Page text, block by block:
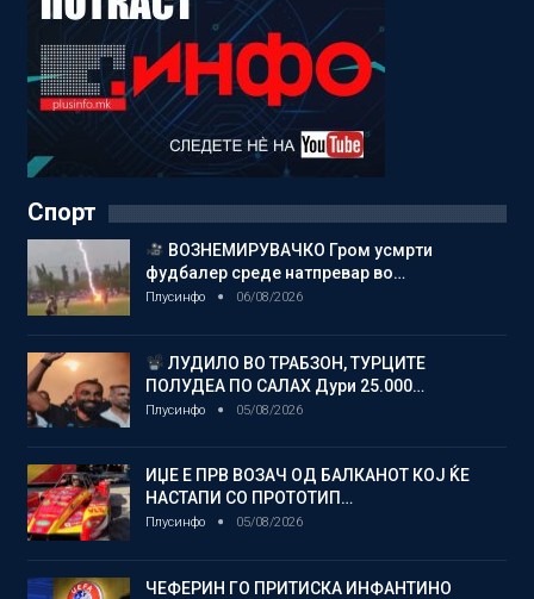
Спорт
ВОЗНЕМИРУВАЧКО Гром усмрти
фудбалер среде натпревар во…
Плусинфо 06/08/2026
ЛУДИЛО ВО ТРАБЗОН, ТУРЦИТЕ
ПОЛУДЕА ПО САЛАХ Дури 25.000…
Плусинфо 05/08/2026
ИЏЕ Е ПРВ ВОЗАЧ ОД БАЛКАНОТ КОЈ ЌЕ
НАСТАПИ СО ПРОТОТИП…
Плусинфо 05/08/2026
ЧЕФЕРИН ГО ПРИТИСКА ИНФАНТИНО